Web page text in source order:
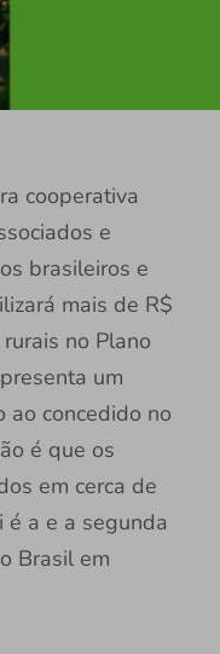
cooperativa
e
brasileiros e
mais de R$
no Plano
um
ao concedido no
é que os
em cerca de
é a e a segunda
Brasil em